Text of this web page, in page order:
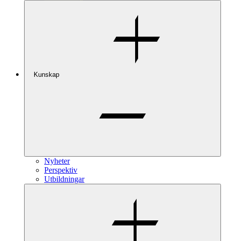
Kunskap
Nyheter
Perspektiv
Utbildningar